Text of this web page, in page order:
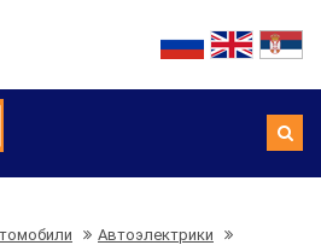
Автоэлектрики